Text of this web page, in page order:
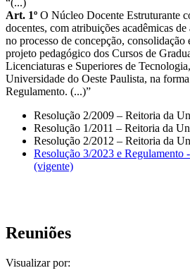
“(...)
Art. 1º O Núcleo Docente Estruturante
docentes, com atribuições acadêmicas
no processo de concepção,
projeto pedagógico dos Cursos de
Licenciaturas e Superiores de
Universidade do Oeste Paulista, na
Regulamento. (...)”
Resolução 2/2009 – Reitoria da
Resolução 1/2011 – Reitoria da
Resolução 2/2012 – Reitoria da
Resolução 3/2023 e Regulamento
(vigente)
Reuniões
Visualizar por: